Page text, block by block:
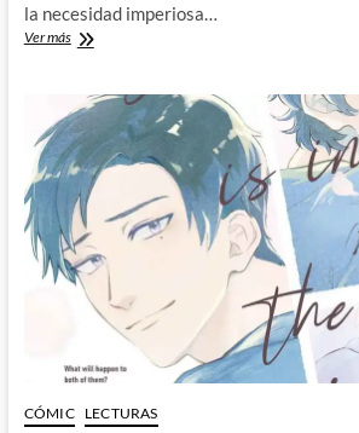
la necesidad imperiosa…
Ver másDandadan:
humor
absurdo
CÓMIC LECTURAS